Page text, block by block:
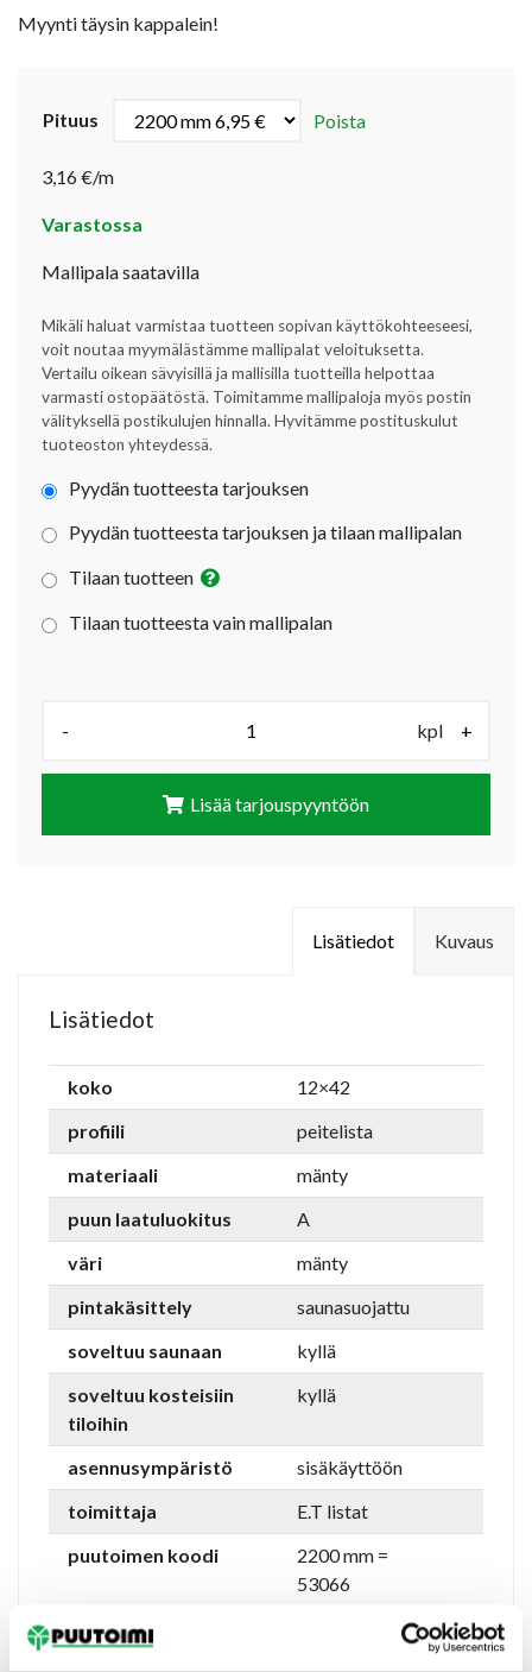
Myynti täysin kappalein!
Pituus Poista
3,16 €/m
Varastossa
Mallipala saatavilla
Mikäli haluat varmistaa tuotteen sopivan käyttökohteeseesi,
voit noutaa myymälästämme mallipalat veloituksetta.
Vertailu oikean sävyisillä ja mallisilla tuotteilla helpottaa
varmasti ostopäätöstä. Toimitamme mallipaloja myös postin
välityksellä postikulujen hinnalla. Hyvitämme postituskulut
tuoteoston yhteydessä.
Pyydän tuotteesta tarjouksen
Pyydän tuotteesta tarjouksen ja tilaan mallipalan
Tilaan tuotteen
Tilaan tuotteesta vain mallipalan
- kpl +
Lisää tarjouspyyntöön
Kuvaus
Lisätiedot
Lisätiedot
koko
12×42
profiili
peitelista
materiaali
mänty
puun laatuluokitus
A
väri
mänty
pintakäsittely
saunasuojattu
soveltuu saunaan
kyllä
soveltuu kosteisiin
tiloihin
kyllä
asennusympäristö
sisäkäyttöön
toimittaja
E.T listat
puutoimen koodi
2200 mm =
53066